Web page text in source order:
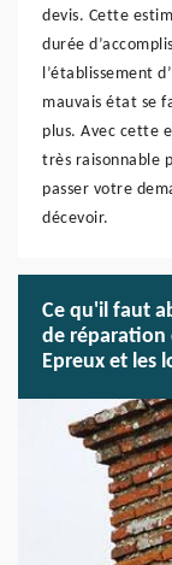
devis. Cette
durée
l’établissement
mauvais état se
plus. Avec cette
très raisonnable
passer votre
décevoir.
Ce qu'il faut
de réparation
Epreux et les